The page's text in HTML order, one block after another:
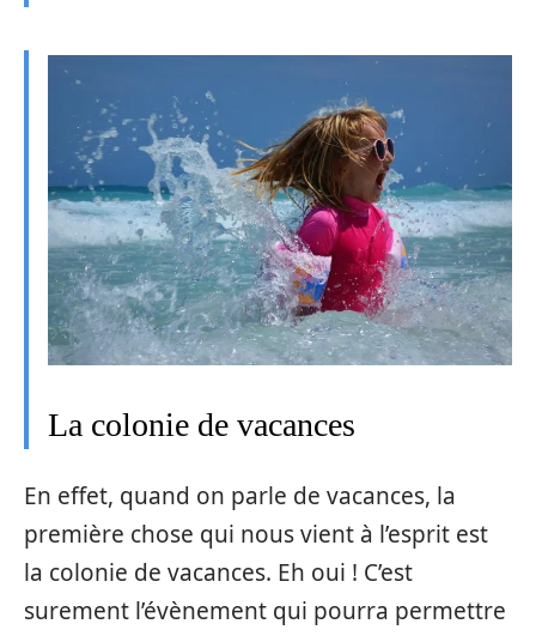
La colonie de vacances
En effet, quand on parle de vacances, la
première chose qui nous vient à l’esprit est
la colonie de vacances. Eh oui ! C’est
surement l’évènement qui pourra permettre